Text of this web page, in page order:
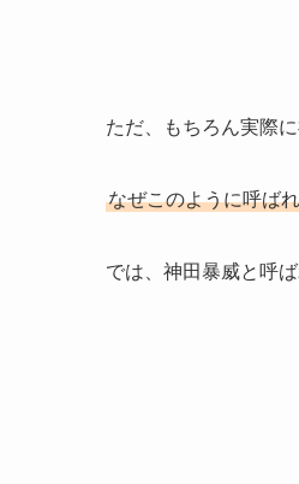
ただ、もちろん実際
なぜこのように呼ば
では、神田暴威と呼